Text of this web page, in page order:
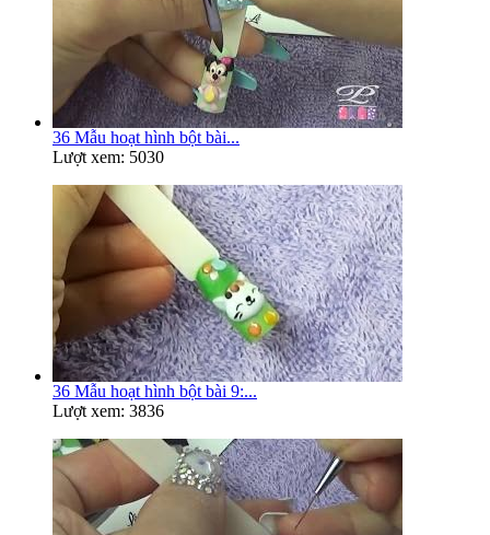
36 Mẫu hoạt hình bột bài...
Lượt xem: 5030
36 Mẫu hoạt hình bột bài 9:...
Lượt xem: 3836